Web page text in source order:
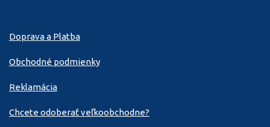
Doprava a Platba
Obchodné podmienky
Reklamácia
Chcete odoberať veľkoobchodne?